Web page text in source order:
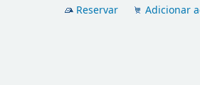
Reservar Adicionar